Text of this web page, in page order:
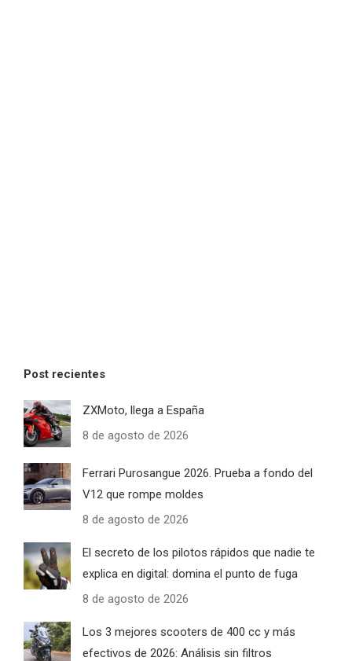
Post recientes
ZXMoto, llega a España
8 de agosto de 2026
Ferrari Purosangue 2026. Prueba a fondo del
V12 que rompe moldes
8 de agosto de 2026
El secreto de los pilotos rápidos que nadie te
explica en digital: domina el punto de fuga
8 de agosto de 2026
Los 3 mejores scooters de 400 cc y más
efectivos de 2026: Análisis sin filtros